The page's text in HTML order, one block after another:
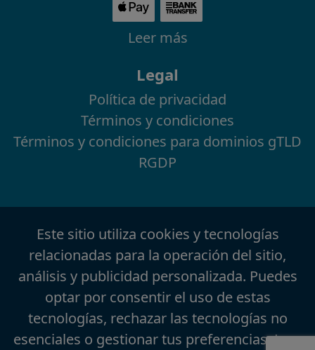
Leer más
Legal
Política de privacidad
Términos y condiciones
Términos y condiciones para dominios gTLD
RGDP
Este sitio utiliza cookies y tecnologías
relacionadas para la operación del sitio,
análisis y publicidad personalizada. Puedes
optar por consentir el uso de estas
tecnologías, rechazar las tecnologías no
esenciales o gestionar tus preferencias.Leer